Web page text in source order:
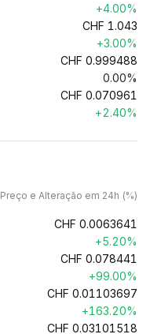
+4.00%
CHF 1.043
+3.00%
CHF 0.999488
0.00%
CHF 0.070961
+2.40%
Preço e Alteração em 24h (%)
CHF 0.0063641
+5.20%
CHF 0.078441
+99.00%
CHF 0.01103697
+163.20%
CHF 0.03101518